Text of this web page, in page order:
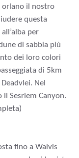
orlano il nostro
questa
per
di sabbia più
dei loro colori
di 5km
Nel
Sesriem Canyon.
fino a Walvis